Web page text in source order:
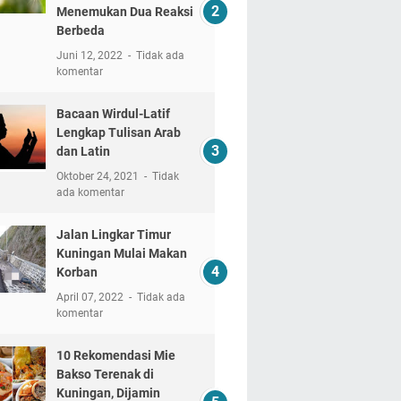
Menemukan Dua Reaksi
Berbeda
Juni 12, 2022
Tidak ada
komentar
Bacaan Wirdul-Latif
Lengkap Tulisan Arab
dan Latin
Oktober 24, 2021
Tidak
ada komentar
Jalan Lingkar Timur
Kuningan Mulai Makan
Korban
April 07, 2022
Tidak ada
komentar
10 Rekomendasi Mie
Bakso Terenak di
Kuningan, Dijamin